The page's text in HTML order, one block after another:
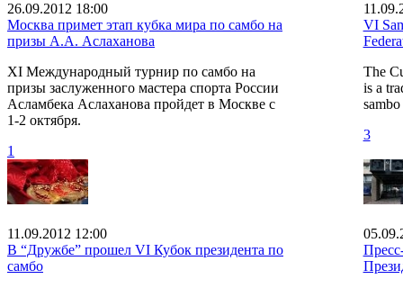
26.09.2012 18:00
Москва примет этап кубка мира по самбо на
призы А.А. Аслаханова
XI Международный турнир по самбо на
призы заслуженного мастера спорта России
Асламбека Аслаханова пройдет в Москве с
1-2 октября.
1
VI
The
is a
sambo
3
11.09.2012 12:00
В “Дружбе” прошел VI Кубок президента по
самбо